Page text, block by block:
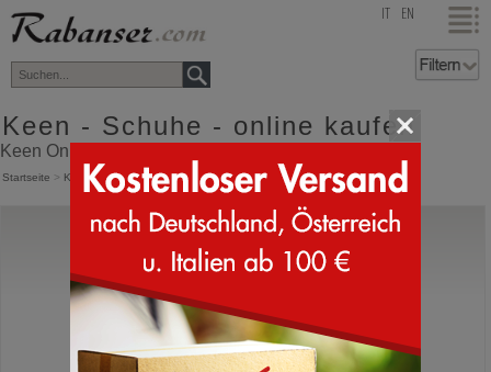
top EN
Keen - Schuhe - online kaufen
Keen Online Shop mit Versand direkt aus Italien
Startseite > Keen
Keen
Trekking Sandale